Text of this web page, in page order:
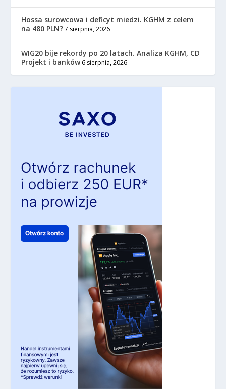
Hossa surowcowa i deficyt miedzi. KGHM z celem
na 480 PLN? 7 sierpnia, 2026
WIG20 bije rekordy po 20 latach. Analiza KGHM, CD
Projekt i banków 6 sierpnia, 2026